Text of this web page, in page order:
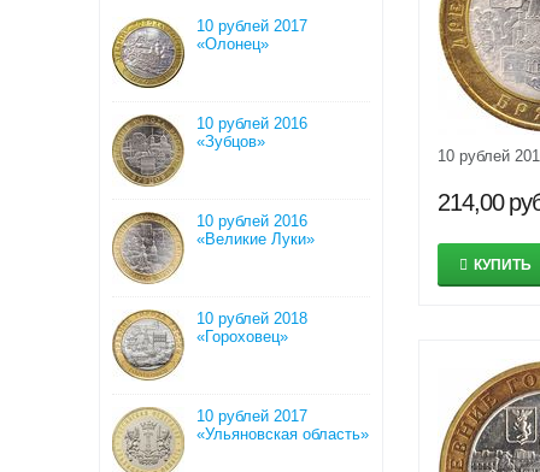
10 рублей
214,00
КУПИТЬ
10 рублей 2017
«Олонец»
10 рублей 2016
«Зубцов»
10 рублей 2016
«Великие Луки»
10 рублей 2018
«Гороховец»
10 рублей 2017
«Ульяновская область»